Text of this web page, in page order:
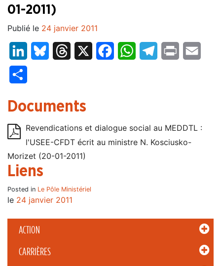
ACTION
CARRIÈRES
01-2011)
Publié le 24 janvier 2011
LinkedInBluesky Threads FacebookWhatsAppTelegram
Print
Documents
Revendications et dialogue social au MEDDTL :
l'USEE-CFDT écrit au ministre N. Kosciusko-
Morizet (20-01-2011)
Liens
Posted in Le Pôle Ministériel
le 24 janvier 2011